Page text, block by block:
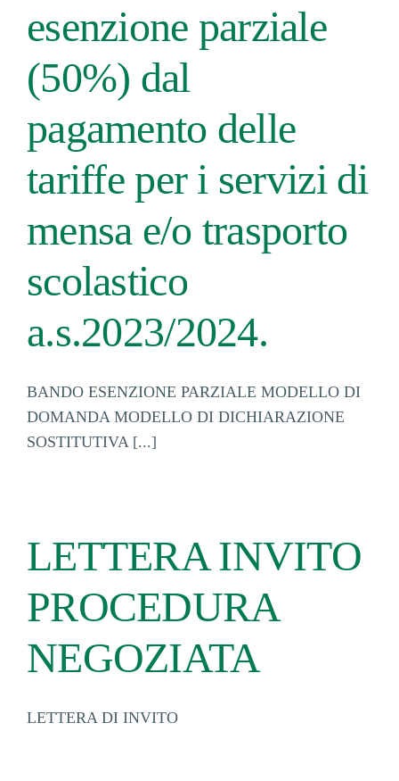
esenzione parziale
(50%) dal
pagamento delle
tariffe per i servizi di
mensa e/o trasporto
scolastico
a.s.2023/2024.
BANDO ESENZIONE PARZIALE MODELLO DI
DOMANDA MODELLO DI DICHIARAZIONE
SOSTITUTIVA [...]
LETTERA INVITO
PROCEDURA
NEGOZIATA
LETTERA DI INVITO